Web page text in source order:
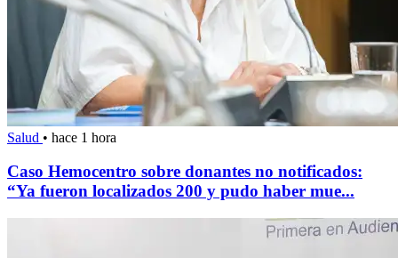
Salud • hace 1 hora
Caso Hemocentro sobre donantes no notificados:
“Ya fueron localizados 200 y pudo haber mue...